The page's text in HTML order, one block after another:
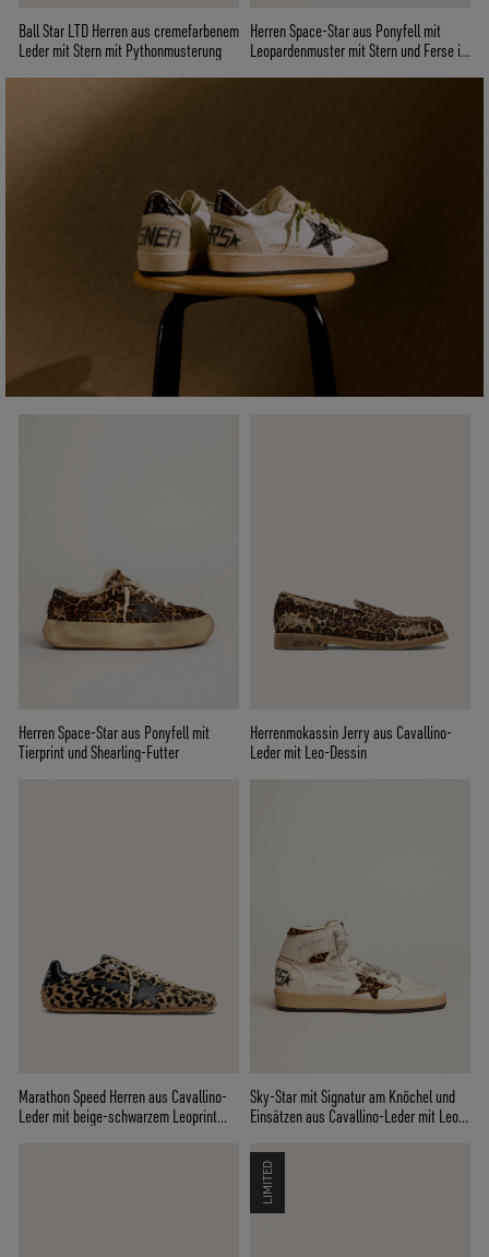
Ball Star LTD Herren aus cremefarbenem
Leder mit Stern mit Pythonmusterung
Herren Space-Star aus Ponyfell mit
Leopardenmuster mit Stern und Ferse in
Herren Space-Star aus Ponyfell mit
Tierprint und Shearling-Futter
Herrenmokassin Jerry aus Cavallino-
Leder mit Leo-Dessin
Marathon Speed Herren aus Cavallino-
Leder mit beige-schwarzem Leoprint
Sky-Star mit Signatur am Knöchel und
Einsätzen aus Cavallino-Leder mit Leo-
LIMITED